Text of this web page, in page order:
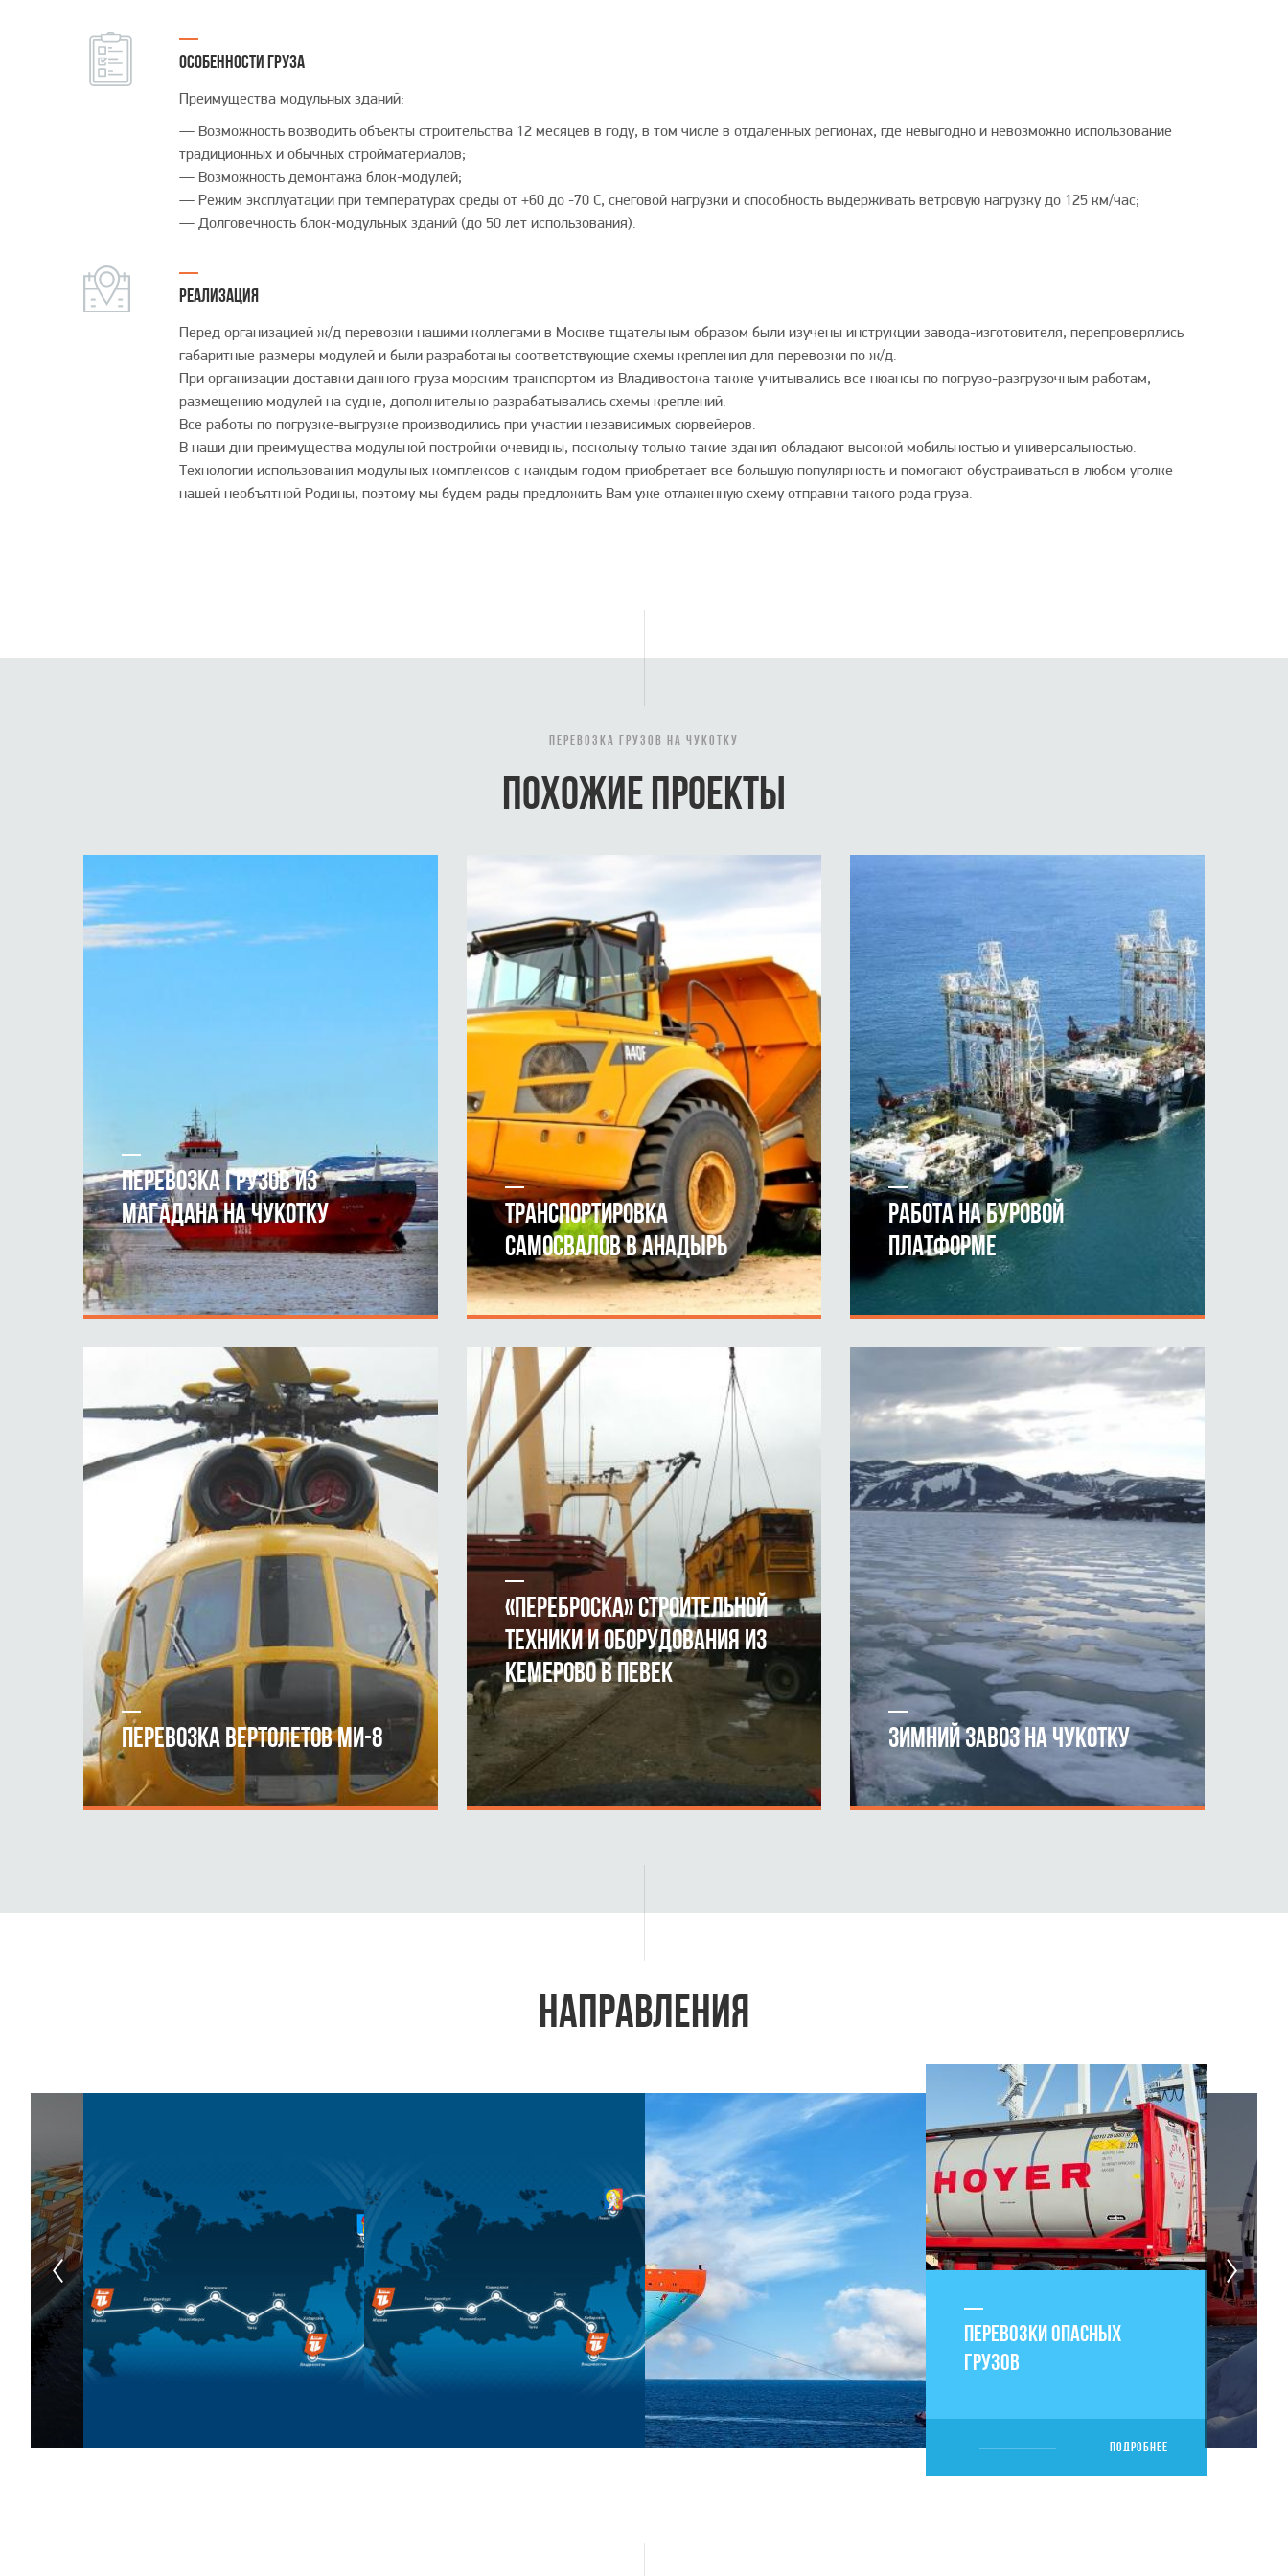
ОСОБЕННОСТИ ГРУЗА
Преимущества модульных зданий:
— Возможность возводить объекты строительства 12 месяцев в году, в том числе в отдаленных регионах, где невыгодно и невозможно использование
традиционных и обычных стройматериалов;
— Возможность демонтажа блок-модулей;
— Режим эксплуатации при температурах среды от +60 до -70 С, снеговой нагрузки и способность выдерживать ветровую нагрузку до 125 км/час;
— Долговечность блок-модульных зданий (до 50 лет использования).
РЕАЛИЗАЦИЯ
Перед организацией ж/д перевозки нашими коллегами в Москве тщательным образом были изучены инструкции завода-изготовителя, перепроверялись
габаритные размеры модулей и были разработаны соответствующие схемы крепления для перевозки по ж/д.
При организации доставки данного груза морским транспортом из Владивостока также учитывались все нюансы по погрузо-разгрузочным работам,
размещению модулей на судне, дополнительно разрабатывались схемы креплений.
Все работы по погрузке-выгрузке производились при участии независимых сюрвейеров.
В наши дни преимущества модульной постройки очевидны, поскольку только такие здания обладают высокой мобильностью и универсальностью.
Технологии использования модульных комплексов с каждым годом приобретает все большую популярность и помогают обустраиваться в любом уголке
нашей необъятной Родины, поэтому мы будем рады предложить Вам уже отлаженную схему отправки такого рода груза.
ПЕРЕВОЗКА ГРУЗОВ НА ЧУКОТКУ
ПОХОЖИЕ ПРОЕКТЫ
ПЕРЕВОЗКА ГРУЗОВ ИЗ
МАГАДАНА НА ЧУКОТКУ
ТРАНСПОРТИРОВКА
САМОСВАЛОВ В АНАДЫРЬ
РАБОТА НА БУРОВОЙ
ПЛАТФОРМЕ
ПЕРЕВОЗКА ВЕРТОЛЕТОВ МИ-8
«ПЕРЕБРОСКА» СТРОИТЕЛЬНОЙ
ТЕХНИКИ И ОБОРУДОВАНИЯ ИЗ
КЕМЕРОВО В ПЕВЕК
ЗИМНИЙ ЗАВОЗ НА ЧУКОТКУ
НАПРАВЛЕНИЯ
ПЕРЕВОЗКИ ОПАСНЫХ
ГРУЗОВ
ПОДРОБНЕЕ